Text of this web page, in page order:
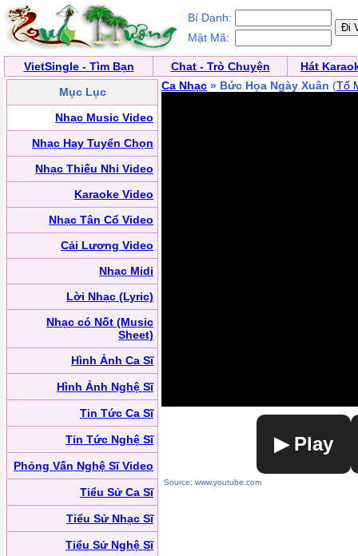
Bí Danh:
Mật Mã:
VietSingle - Tìm Bạn Chat - Trò Chuyện
Hát
Mục Lục
Nhạc Music Video
Nhạc Hay Tuyển Chọn
Nhạc Thiếu Nhi Video
Karaoke Video
Nhạc Tân Cổ Video
Cải Lương Video
Nhạc Midi
Lời Nhạc (Lyric)
Nhạc có Nốt (Music
Sheet)
Hình Ảnh Ca Sĩ
Hình Ảnh Nghệ Sĩ
Tin Tức Ca Sĩ
Tin Tức Nghệ Sĩ
Phỏng Vấn Nghệ Sĩ Video
Tiểu Sử Ca Sĩ
Tiểu Sử Nhạc Sĩ
Tiểu Sử Nghệ Sĩ
Ca Nhạc » Bức Họa Ngày Xuân (Tố
▶ Play
Source: www.youtube.com